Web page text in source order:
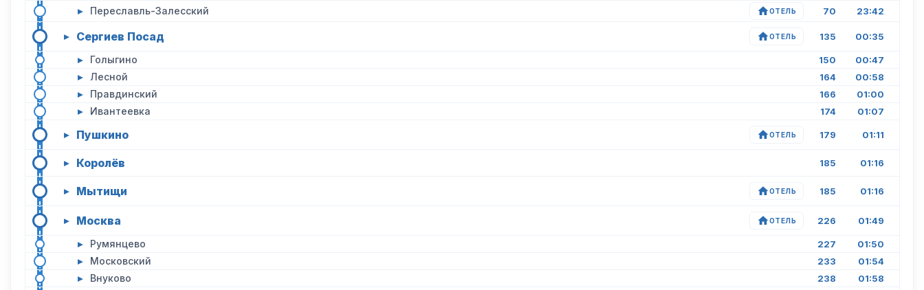
▸ Переславль-Залесский ОТЕЛЬ 70 23:42
▸ Сергиев Посад ОТЕЛЬ 135 00:35
▸ Голыгино 150 00:47
▸ Лесной 164 00:58
▸ Правдинский 166 01:00
▸ Ивантеевка 174 01:07
▸ Пушкино ОТЕЛЬ 179 01:11
▸ Королёв 185 01:16
▸ Мытищи ОТЕЛЬ 185 01:16
▸ Москва ОТЕЛЬ 226 01:49
▸ Румянцево 227 01:50
▸ Московский 233 01:54
▸ Внуково 238 01:58